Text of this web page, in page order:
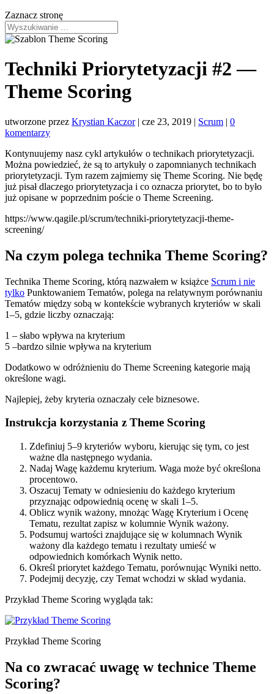
Zaznacz stronę
Techniki Priorytetyzacji #2 —
Theme Scoring
utworzone przez Krystian Kaczor| cze 23, 2019 | Scrum | 0
komentarzy
Kontynuujemy nasz cykl artykułów o technikach priorytetyzacji.
Można powiedzieć, że są to artykuły o zapomnianych technikach
priorytetyzacji. Tym razem zajmiemy się Theme Scoring. Nie będę
już pisał dlaczego priorytetyzacja i co oznacza priorytet, bo to było
już opisane w poprzednim poście o Theme Screening.
https://www.qagile.pl/scrum/techniki-priorytetyzacji-theme-
screening/
Na czym polega technika Theme Scoring?
Technika Theme Scoring, którą nazwałem w książce Scrum i nie
tylko Punktowaniem Tematów, polega na relatywnym porównaniu
Tematów między sobą w kontekście wybranych kryteriów w skali
1–5, gdzie liczby oznaczają:
1 – słabo wpływa na kryterium
5 –bardzo silnie wpływa na kryterium
Dodatkowo w odróżnieniu do Theme Screening kategorie mają
określone wagi.
Najlepiej, żeby kryteria oznaczały cele biznesowe.
Instrukcja korzystania z Theme Scoring
Zdefiniuj 5–9 kryteriów wyboru, kierując się tym, co jest
ważne dla następnego wydania.
Nadaj Wagę każdemu kryterium. Waga może być określona
procentowo.
Oszacuj Tematy w odniesieniu do każdego kryterium
przyznając odpowiednią ocenę w skali 1–5.
Oblicz wynik ważony, mnożąc Wagę Kryterium i Ocenę
Tematu, rezultat zapisz w kolumnie Wynik ważony.
Podsumuj wartości znajdujące się w kolumnach Wynik
ważony dla każdego tematu i rezultaty umieść w
odpowiednich komórkach Wynik netto.
Określ priorytet każdego Tematu, porównując Wyniki netto.
Podejmij decyzję, czy Temat wchodzi w skład wydania.
Przykład Theme Scoring wygląda tak:
Przykład Theme Scoring
Na co zwracać uwagę w technice Theme
Scoring?